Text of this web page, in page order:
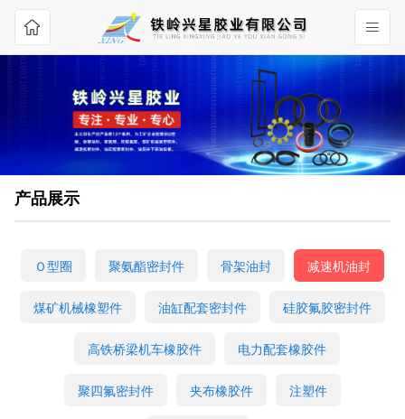
产品展示
Ｏ型圈 聚氨酯密封件 骨架油封 减速机油封
煤矿机械橡塑件 油缸配套密封件 硅胶氟胶密封件
高铁桥梁机车橡胶件 电力配套橡胶件
聚四氟密封件 夹布橡胶件 注塑件